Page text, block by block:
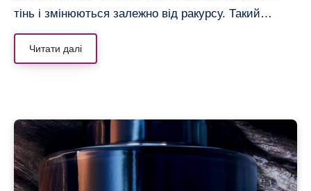
тінь і змінюються залежно від ракурсу. Такий…
Читати далі